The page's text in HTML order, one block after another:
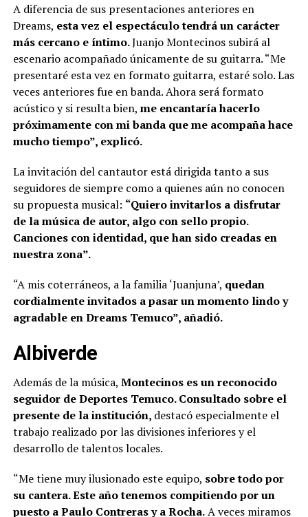
A diferencia de sus presentaciones anteriores en
Dreams, esta vez el espectáculo tendrá un carácter
más cercano e íntimo.Juanjo Montecinos subirá al
escenario acompañado únicamente de su guitarra. “Me
presentaré esta vez en formato guitarra, estaré solo. Las
veces anteriores fue en banda. Ahora será formato
acústico y si resulta bien, me encantaría hacerlo
próximamente con mi banda que me acompaña hace
mucho tiempo”, explicó.
La invitación del cantautor está dirigida tanto a sus
seguidores de siempre como a quienes aún no conocen
su propuesta musical: “Quiero invitarlos a disfrutar
de la música de autor, algo con sello propio.
Canciones con identidad, que han sido creadas en
nuestra zona”.
“A mis coterráneos, a la familia ‘Juanjuna’, quedan
cordialmente invitados a pasar un momento lindo y
agradable en Dreams Temuco”, añadió.
Albiverde
Además de la música, Montecinos es un reconocido
seguidor de Deportes Temuco. Consultado sobre el
presente de la institución, destacó especialmente el
trabajo realizado por las divisiones inferiores y el
desarrollo de talentos locales.
“Me tiene muy ilusionado este equipo, sobre todo por
su cantera. Este año tenemos compitiendo por un
puesto a Paulo Contreras y a Rocha.A veces miramos